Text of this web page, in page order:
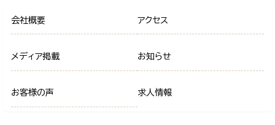
会社概要 アクセス
メディア掲載 お知らせ
お客様の声 求人情報